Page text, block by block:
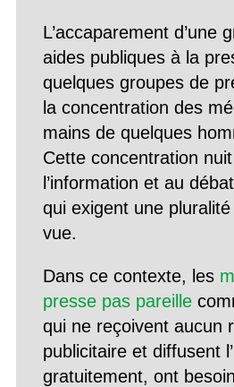
L’accaparement d’une
aides publiques à la
quelques groupes de
la concentration des
mains de quelques
Cette concentration
l’information et au
qui exigent une
vue.
Dans ce contexte, les
presse pas pareille
qui ne reçoivent aucun
publicitaire et diffusent
gratuitement, ont